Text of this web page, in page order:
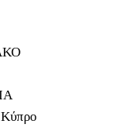
Κύπρο